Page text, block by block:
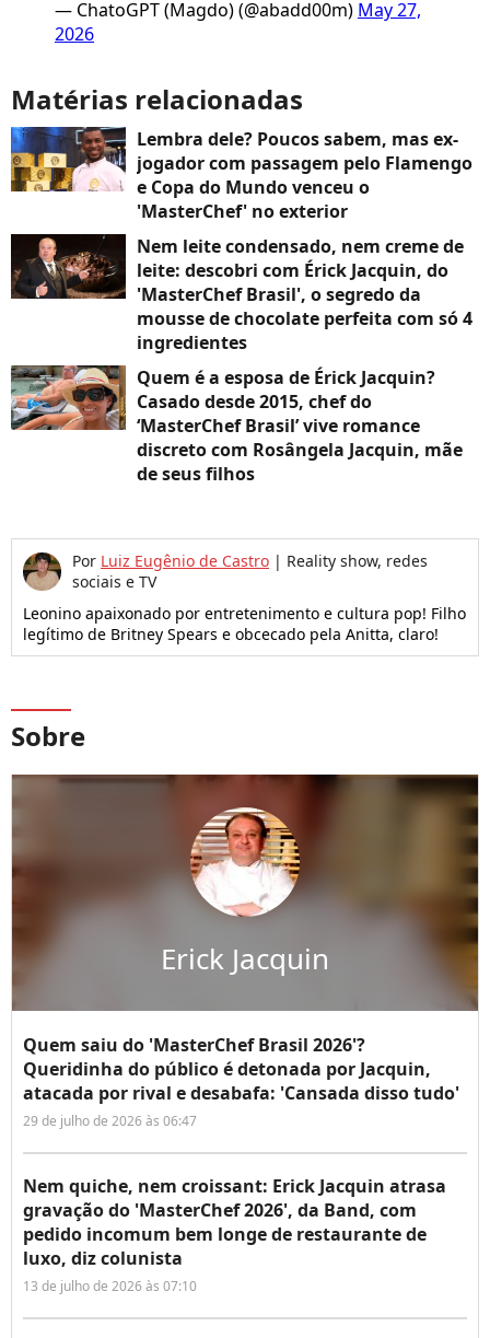
— ChatoGPT (Magdo) (@abadd00m) May 27,
2026
Matérias relacionadas
Lembra dele? Poucos sabem, mas ex-
jogador com passagem pelo Flamengo
e Copa do Mundo venceu o
'MasterChef' no exterior
Nem leite condensado, nem creme de
leite: descobri com Érick Jacquin, do
'MasterChef Brasil', o segredo da
mousse de chocolate perfeita com só 4
ingredientes
Quem é a esposa de Érick Jacquin?
Casado desde 2015, chef do
‘MasterChef Brasil’ vive romance
discreto com Rosângela Jacquin, mãe
de seus filhos
Por Luiz Eugênio de Castro | Reality show, redes
sociais e TV
Leonino apaixonado por entretenimento e cultura pop! Filho
legítimo de Britney Spears e obcecado pela Anitta, claro!
Sobre
Erick Jacquin
Quem saiu do 'MasterChef Brasil 2026'?
Queridinha do público é detonada por Jacquin,
atacada por rival e desabafa: 'Cansada disso tudo'
29 de julho de 2026 às 06:47
Nem quiche, nem croissant: Erick Jacquin atrasa
gravação do 'MasterChef 2026', da Band, com
pedido incomum bem longe de restaurante de
luxo, diz colunista
13 de julho de 2026 às 07:10